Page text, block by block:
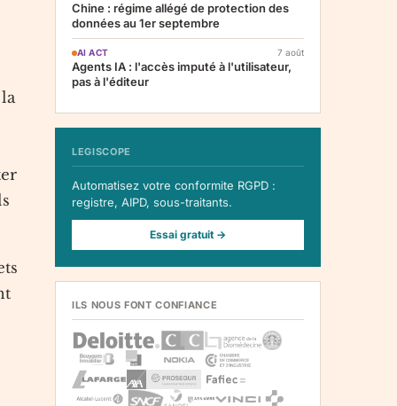
Chine : régime allégé de protection des
données au 1er septembre
AI ACT 7 août
Agents IA : l'accès imputé à l'utilisateur,
pas à l'éditeur
LEGISCOPE
Automatisez votre conformite RGPD :
registre, AIPD, sous-traitants.
Essai gratuit →
ILS NOUS FONT CONFIANCE